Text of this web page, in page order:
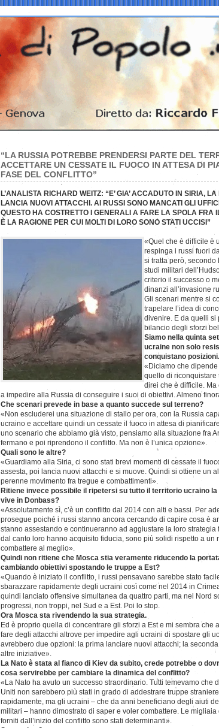
“LA RUSSIA POTREBBE PRENDERSI PARTE DEL
ACCETTARE UN CESSATE IL FUOCO IN ATTESA DI
FASE DEL CONFLITTO”
L’ANALISTA RICHARD WEITZ: “E’ GIA’ ACCADUTO IN SIRIA,
LANCIA NUOVI ATTACCHI. AI RUSSI SONO MANCATI GLI
QUESTO HA COSTRETTO I GENERALI A FARE LA SPOLA FRA
È LA RAGIONE PER CUI MOLTI DI LORO SONO STATI UCCISI”
«Quel che è difficile è
respinga i russi fuori
si tratta però, secondo
studi militari
criterio il successo o
dinanzi all’invasione
Gli scenari mentre si
trapelare l’idea di
divenire. E da quelli si
bilancio degli sforzi
Siamo nella quinta
ucraine non solo
conquistano
«Diciamo che dipende
quello di riconquistare
direi che è difficile.
a impedire alla Russia di conseguire i suoi di obiettivi. Almeno
Che scenari prevede in base a quanto succede sul terreno?
«Non escluderei una situazione di stallo per ora, con la Russia
ucraino e accettare quindi un cessate il fuoco in attesa di
uno scenario che abbiamo già visto, pensiamo alla situazione fra
fermano e poi riprendono il conflitto. Ma non è l’unica opzione».
Quali sono le altre?
«Guardiamo alla Siria, ci sono stati brevi momenti di cessate il
assesta, poi lancia nuovi attacchi e si muove. Quindi si ottiene un
perenne movimento fra tregue e combattimenti».
Ritiene invece possibile il ripetersi su tutto il territorio ucraino
vive in Donbass?
«Assolutamente sì, c’è un conflitto dal 2014 con alti e bassi. Per
prosegue poiché i russi stanno ancora cercando di capire cosa è
stanno assestando e continueranno ad aggiustare la loro
dal canto loro hanno acquisito fiducia, sono più solidi rispetto a un
combattere al meglio».
Quindi non ritiene che Mosca stia veramente riducendo la
cambiando obiettivi spostando le truppe a Est?
«Quando è iniziato il conflitto, i russi pensavano sarebbe stato
sbarazzare rapidamente degli ucraini così come nel 2014 in
quindi lanciato offensive simultanea da quattro parti, ma nel Nord
progressi, non troppi, nel Sud e a Est. Poi lo stop.
Ora Mosca sta rivendendo la sua strategia.
Ed è proprio quella di concentrare gli sforzi a Est e mi sembra che
fare degli attacchi altrove per impedire agli ucraini di spostare gli
avrebbero due opzioni: la prima lanciare nuovi attacchi; la
altre iniziative».
La Nato è stata al fianco di Kiev da subito, crede potrebbe o
cosa servirebbe per cambiare la dinamica del conflitto?
«La Nato ha avuto un successo straordinario. Tutti temevamo che
Uniti non sarebbero più stati in grado di addestrare truppe
rapidamente, ma gli ucraini – che da anni beneficiano degli aiuti
militari – hanno dimostrato di saper e voler combattere. Le
forniti dall’inizio del conflitto sono stati determinanti».